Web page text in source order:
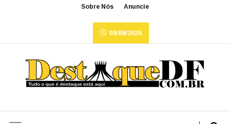
Sobre Nós Anuncie
09/08/2026